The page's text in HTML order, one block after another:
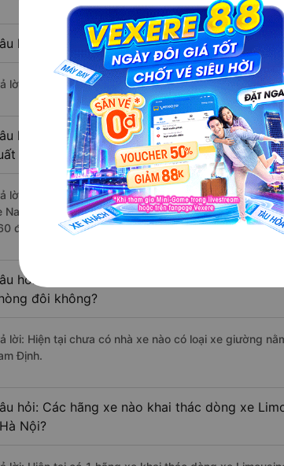
hỏi: Nhà xe đi Nam Định - Nam Định từ
lời: Chuyến xe có giờ xuất phát trễ (muộn) nhất là
hỏi: Review xe đi Nam Định - Nam Định từ
sắc, cao cấp nhất?
lời: Những hãng xe đi Đống Đa - Hà Nội Nam Định -
Nam Định Limousine đi Nam Định - Nam Định từ
đánh giá của khách hàng).
hỏi: Có loại xe Đống Đa - Hà Nội Nam Định
đôi không?
lời: Hiện tại chưa có nhà xe nào có loại xe giường
Định.
hỏi: Các hãng xe nào khai thác dòng xe
Nội?